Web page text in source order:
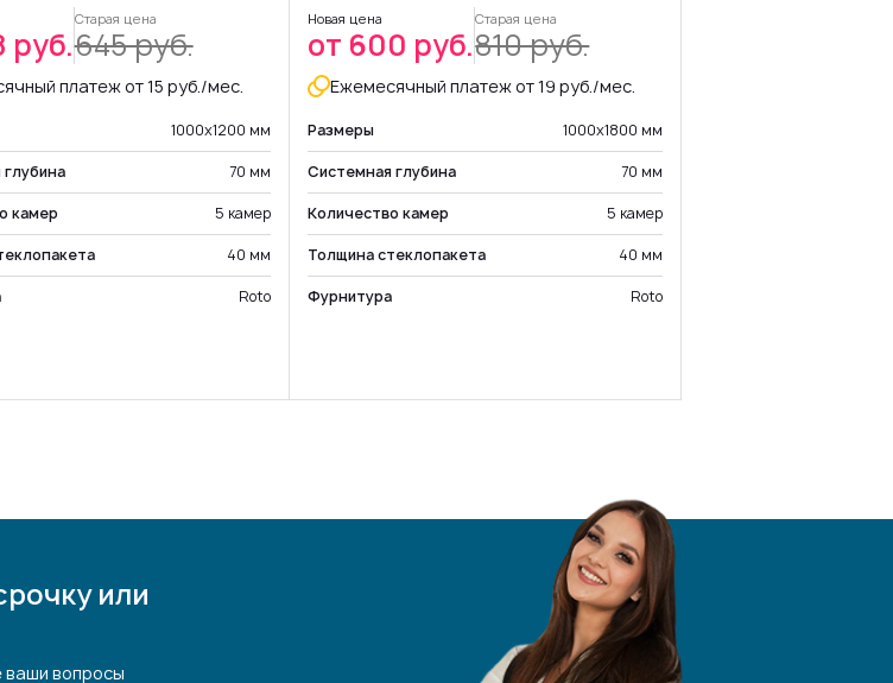
руб.
Старая цена
645 руб.
платеж от 15 руб./мес.
1000х1200 мм
70 мм
камер 5 камер
40 мм
Roto
Новая цена
от 600 руб.
Старая цена
810 руб.
Ежемесячный платеж от 19 руб./мес.
Размеры 1000х1800 мм
Системная глубина 70 мм
Количество камер 5 камер
Толщина стеклопакета 40 мм
Фурнитура Roto
или
ваши вопросы